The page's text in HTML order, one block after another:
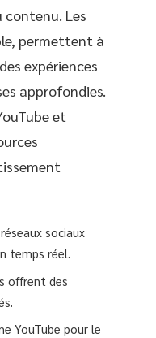
Les
permettent à
expériences
approfondies.
et
sociaux
temps réel.
offrent des
YouTube pour le